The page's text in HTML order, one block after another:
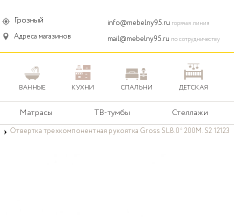
Грозный
Адреса магазинов
info@mebelny95.ru горячая линия
mail@mebelny95.ru по сотрудничеству
ВАННЫЕ КУХНИ СПАЛЬНИ ДЕТСКАЯ
Матрасы ТВ-тумбы Стеллажи
Отвертка трехкомпонентная рукоятка Gross SL8.0* 200M. S2 12123